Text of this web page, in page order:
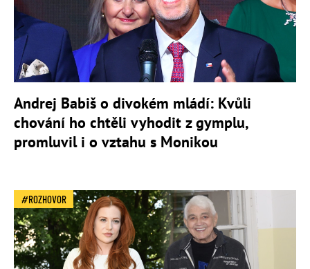
Andrej Babiš o divokém mládí: Kvůli
chování ho chtěli vyhodit z gymplu,
promluvil i o vztahu s Monikou
ROZHOVOR